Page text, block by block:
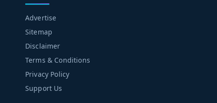
Advertise
Sitemap
Disclaimer
Terms & Conditions
Privacy Policy
Support Us